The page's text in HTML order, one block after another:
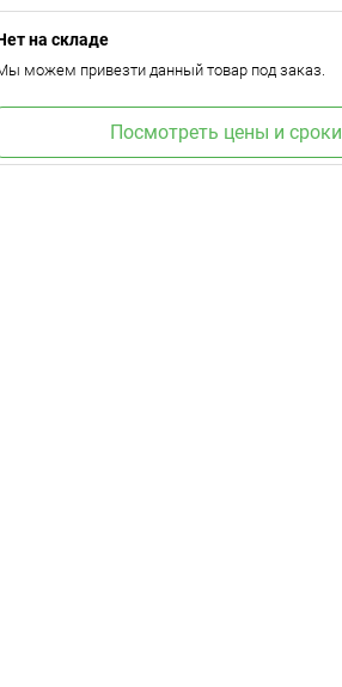
на складе
можем привезти данный товар под заказ.
Посмотреть цены и сроки